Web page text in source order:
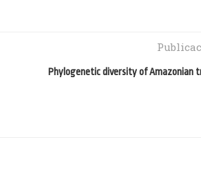
Phylogenetic diversity of Amazonian